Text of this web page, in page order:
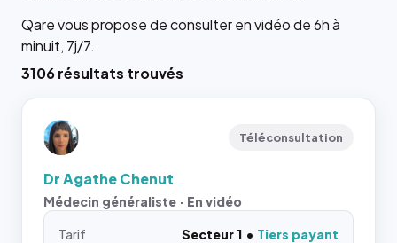
Qare vous propose de consulter en vidéo de 6h à
minuit, 7j/7.
3106 résultats trouvés
Téléconsultation
Dr Agathe Chenut
Médecin généraliste · En vidéo
Tarif Secteur 1
Tiers payant